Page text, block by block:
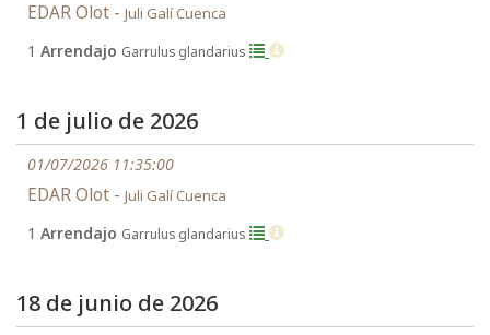
EDAR Olot - Juli Galí Cuenca
1 Arrendajo Garrulus glandarius
1 de julio de 2026
01/07/2026 11:35:00
EDAR Olot - Juli Galí Cuenca
1 Arrendajo Garrulus glandarius
18 de junio de 2026